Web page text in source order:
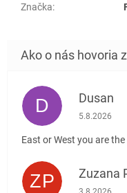
Značka:
D Dusan
5.8.2026
East or West you are
ZP Zuzana